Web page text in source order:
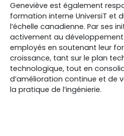
Geneviève est également
formation interne UniversiT et
l’échelle canadienne. Par ses
activement au
employés en soutenant leur
croissance, tant sur le plan
technologique, tout en
d’amélioration continue et de
la pratique de l’ingénierie.